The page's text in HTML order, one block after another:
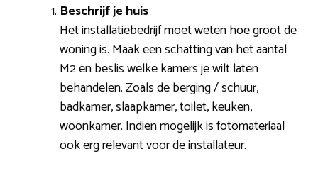
Beschrijf je huis
Het installatiebedrijf moet weten hoe groot de
woning is. Maak een schatting van het aantal
M2 en beslis welke kamers je wilt laten
behandelen. Zoals de berging / schuur,
badkamer, slaapkamer, toilet, keuken,
woonkamer. Indien mogelijk is fotomateriaal
ook erg relevant voor de installateur.